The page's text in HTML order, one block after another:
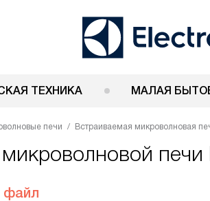
ТЕХНИКА МАЛАЯ
печи Встраиваемая микроволновая
печи
файл